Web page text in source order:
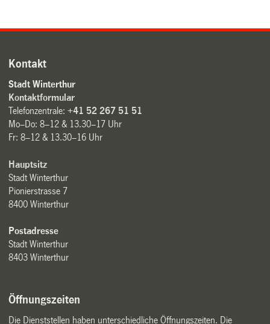
Kontakt
Stadt Winterthur
Kontaktformular
Telefonzentrale:+41 52 267 51 51
Mo–Do: 8–12 & 13.30–17 Uhr
Fr: 8–12 & 13.30–16 Uhr
Hauptsitz
Stadt Winterthur
Pionierstrasse 7
8400 Winterthur
Postadresse
Stadt Winterthur
8403 Winterthur
Öffnungszeiten
Die Dienststellen haben unterschiedliche Öffnungszeiten. Die